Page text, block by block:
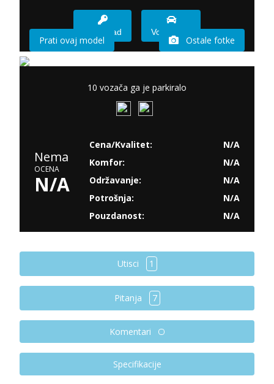
Imam sad Vozio sam
Prati ovaj model Ostale fotke
10 vozača ga je parkiralo
Nema
OCENA
N/A
Cena/Kvalitet:
N/A
Komfor:
N/A
Održavanje:
N/A
Potrošnja:
N/A
Pouzdanost:
N/A
Utisci 1
Pitanja 7
Komentari
Specifikacije